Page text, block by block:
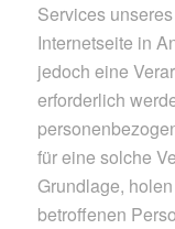
Services
Internetseite in
jedoch eine
erforderlich
für eine solche
Grundlage,
betroffenen